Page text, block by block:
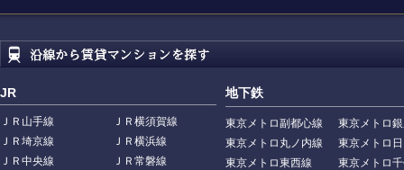
JR
ＪＲ山手線
ＪＲ横須賀線
ＪＲ埼京線
ＪＲ横浜線
ＪＲ中央線
ＪＲ常磐線
地下鉄
東京メトロ副都心線
東京メトロ
東京メトロ丸ノ内線
東京メトロ
東京メトロ東西線
東京メトロ